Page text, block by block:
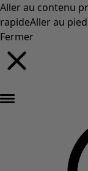
Aller au contenu
rapideAller au
Fermer